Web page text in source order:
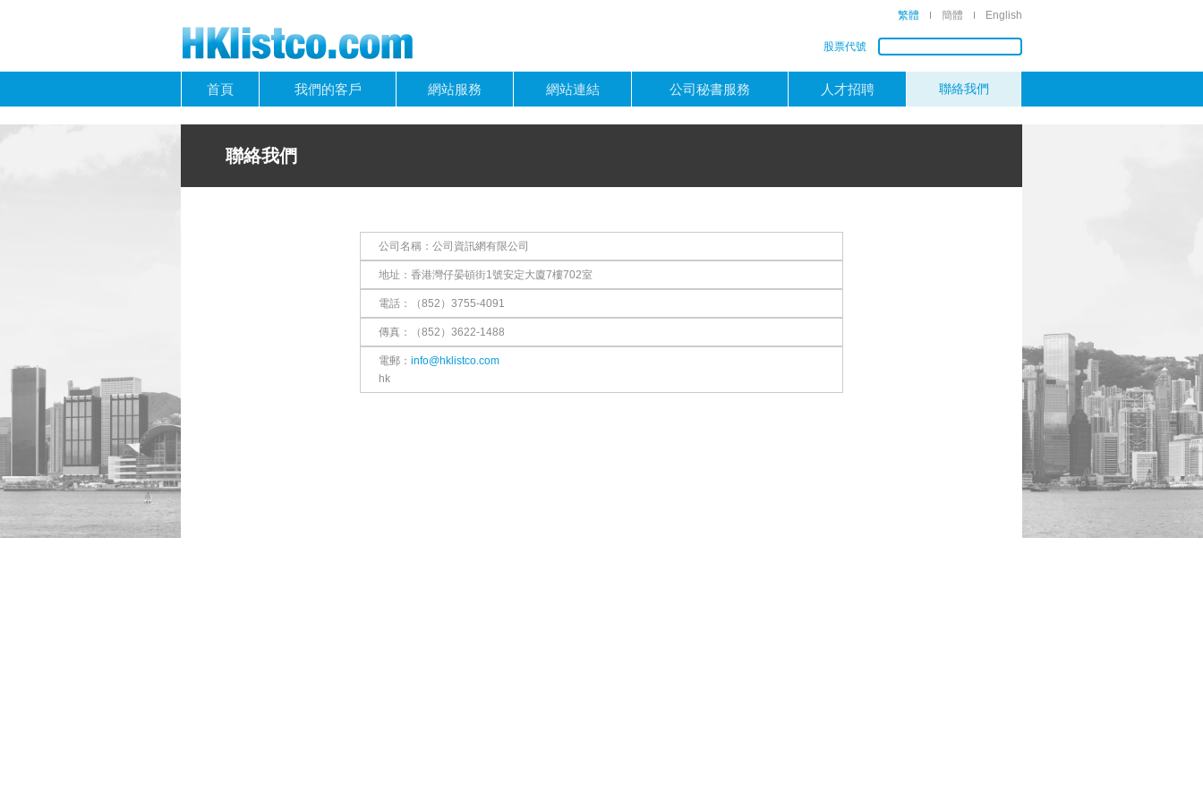
繁體 簡體 English
股票代號
首頁 我們的客戶 網站服務 網站連結 公司秘書服務 人才招聘 聯絡我們
聯絡我們
公司名稱：公司資訊網有限公司
地址：香港灣仔晏頓街1號安定大廈7樓702室
電話：（852）3755-4091
傳真：（852）3622-1488
電郵： info@hklistco.com
hk